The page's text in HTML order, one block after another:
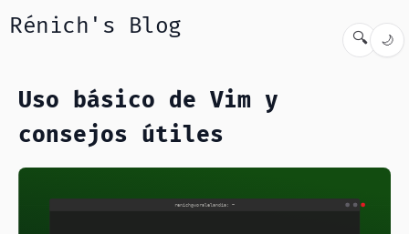
Rénich's Blog 🔍 🌙
Uso básico de Vim y
consejos útiles